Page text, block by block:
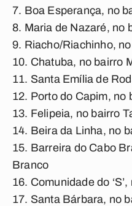
Boa Esperança, no
Maria de Nazaré, no
Riacho/Riachinho,
Chatuba, no bairro
Santa Emília de
Porto do Capim, no
Felipeia, no bairro
Beira da Linha, no
Barreira do Cabo
Branco
Comunidade do
Santa Bárbara, no